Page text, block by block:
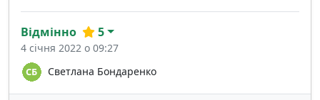
Светлана Бондаренко
Відмінно 5
4 січня 2022 о 09:27